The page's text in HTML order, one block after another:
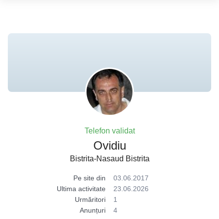
Telefon validat
Ovidiu
Bistrita-Nasaud Bistrita
Pe site din
03.06.2017
Ultima activitate
23.06.2026
Urmăritori
1
Anunțuri
4